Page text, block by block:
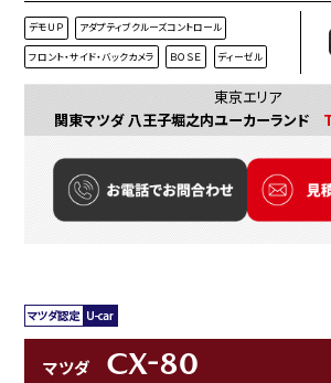
デモＵＰ アダプティブクルーズコントロール
フロント・サイド・バックカメラ ＢＯＳＥ ディーゼル
東京エリア
関東マツダ 八王子堀之内ユーカーランド
マツダ CX-80